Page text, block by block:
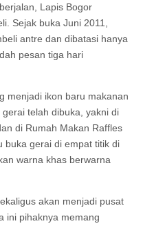
Lapis Bogor
Sejak buka Juni 2011,
antre dan dibatasi hanya
pesan tiga hari
menjadi ikon baru makanan
telah dibuka, yakni di
di Rumah Makan Raffles
buka gerai di empat titik di
warna khas berwarna
akan menjadi pusat
ini pihaknya memang